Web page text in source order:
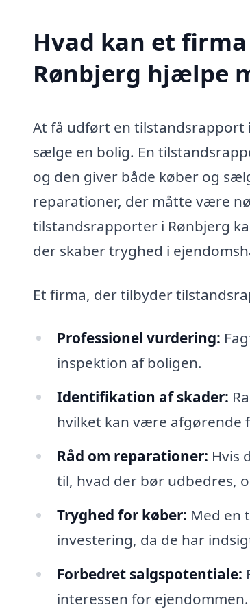
Hvad kan et
Rønbjerg hjælpe
At få udført en tilstandsrapport
sælge en bolig. En
og den giver både køber og
reparationer, der måtte være
tilstandsrapporter i Rønbjerg
der skaber tryghed i
Et firma, der tilbyder
Professionel vurdering:
inspektion af boligen.
Identifikation af skader:
hvilket kan være
Råd om reparationer: Hvis
til, hvad der bør udbedres,
Tryghed for køber: Med en
investering, da de har
Forbedret salgspotentiale:
interessen for ejendommen.